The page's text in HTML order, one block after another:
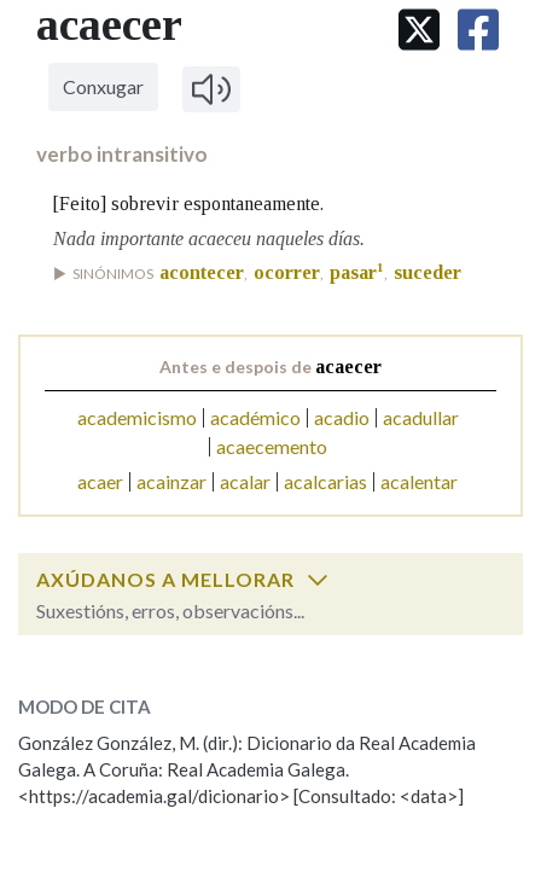
IDENTIDADE CORPORATIVA
MARCIAL DEL ADALID
FIGURAS HOMENAXEADAS
Facebook
TwitterYoutubeInstagram
Bluesky
BUSCAR NOS LEMAS
Comeza por
Contén
BUSCAR NO CONTIDO
Nas definicións
Nos exemplos
Na fraseoloxía
OUTRAS OPCIÓNS DE BUSCA
Marcas gramaticais
acaecer
Conxugar
verbo intransitivo
[Feito] sobrevir espontaneamente.
Nada importante acaeceu naqueles días.
SINÓNIMOS acontecer ocorrer pasar1 suceder
Antes e despois de acaecer
academicismo académico acadio
acadullar
acaecemento
acaer acainzar acalar acalcarias acalentar
AXÚDANOS A MELLORAR
Suxestións, erros, observacións...
ESCOLLE UNHA OPCIÓN:
Observación Hai un erro na palabra
Propoño mellorar a definición
MODO DE CITA
González González, M. (dir.): Dicionario da Real Academia
Galega. A Coruña: Real Academia Galega.
<https://academia.gal/dicionario> [Consultado: <data>]